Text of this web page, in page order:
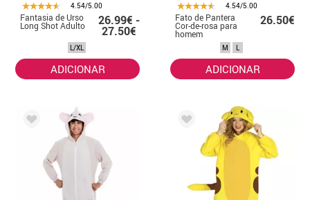
4.54/5.00
Fantasia de Urso
Long Shot Adulto 26.99€ -
27.50€
L/XL
ADICIONAR
4.54/5.00
Fato de Pantera
Cor-de-rosa para
homem
26.50€
M L
ADICIONAR